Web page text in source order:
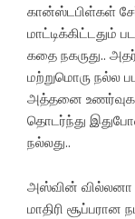
கான்ஸ்டபிள்கள்
மாட்டிக்கிட்டதும்
கதை நகருது..
மற்றுமொரு நல்ல
அத்தனை
தொடர்ந்து
நல்லது..
அஸ்வின் வில்லனா
மாதிரி சூப்பரான